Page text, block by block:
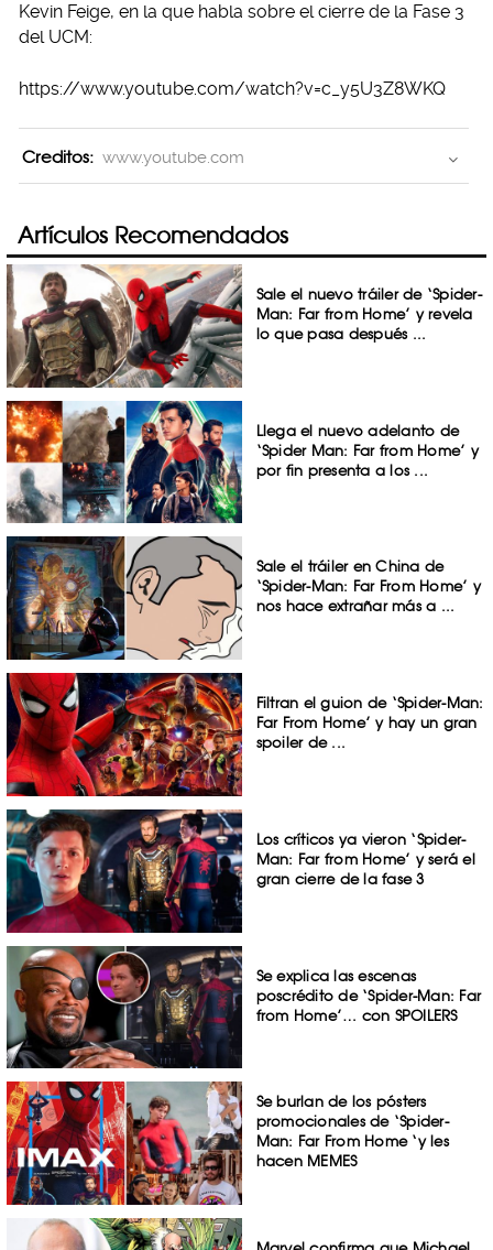
Kevin Feige, en la que habla sobre el cierre de la Fase 3
del UCM:
https://www.youtube.com/watch?v=c_y5U3Z8WKQ
Creditos: www.youtube.com
Artículos Recomendados
Sale el nuevo tráiler de ‘Spider-
Man: Far from Home’ y revela
lo que pasa después ...
Llega el nuevo adelanto de
‘Spider Man: Far from Home’ y
por fin presenta a los ...
Sale el tráiler en China de
‘Spider-Man: Far From Home’ y
nos hace extrañar más a ...
Filtran el guion de ‘Spider-Man:
Far From Home’ y hay un gran
spoiler de ...
Los críticos ya vieron ‘Spider-
Man: Far from Home’ y será el
gran cierre de la fase 3
Se explica las escenas
poscrédito de ‘Spider-Man: Far
from Home’… con SPOILERS
Se burlan de los pósters
promocionales de ‘Spider-
Man: Far From Home ‘y les
hacen MEMES